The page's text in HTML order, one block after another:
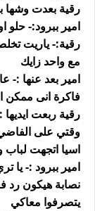
رقية بعدت وشها
امير ببرود:- حلو
رقية:- ياريت
مع واحد زايك
امير بعد عنها :-
فاكرة انى ممكن
رقية ربعت
وقتي على
اسيا اتجهت
امير ببرود :- يا
نصابة هيكون رد
يتصرفوا معاكي